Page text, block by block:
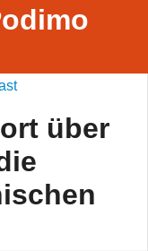
über